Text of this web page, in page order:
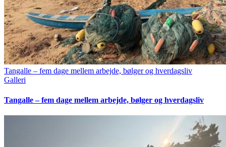
Tangalle – fem dage mellem arbejde, bølger og hverdagsliv
Galleri
Tangalle – fem dage mellem arbejde, bølger og hverdagsliv